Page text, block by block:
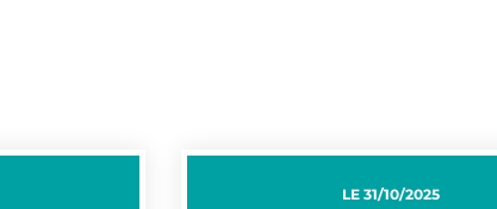
LE31/10/2025